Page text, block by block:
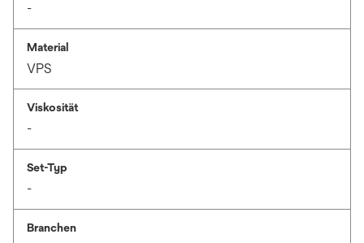
-
Material
VPS
Viskosität
-
Set-Typ
-
Branchen